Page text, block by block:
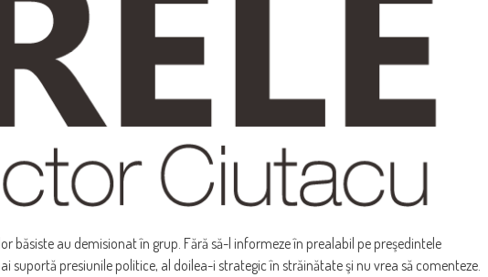
băsiste au demisionat în grup. Fără să-l informeze în prealabil pe preşedintele
suportă presiunile politice, al doilea-i strategic în străinătate şi nu vrea să comenteze.